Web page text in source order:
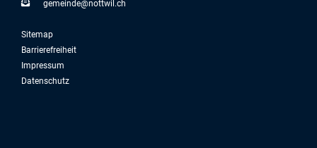
g m nd n ttw ch
Sitemap
Barrierefreiheit
Impressum
Datenschutz